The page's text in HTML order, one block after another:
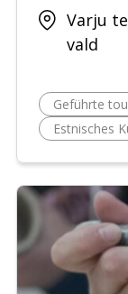
Varju
vald
Geführte
Estnisches